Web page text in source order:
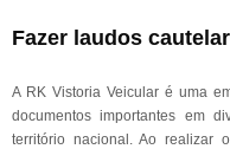
Fazer laudos
A RK Vistoria Veicular é uma
documentos importantes em
território nacional. Ao realizar